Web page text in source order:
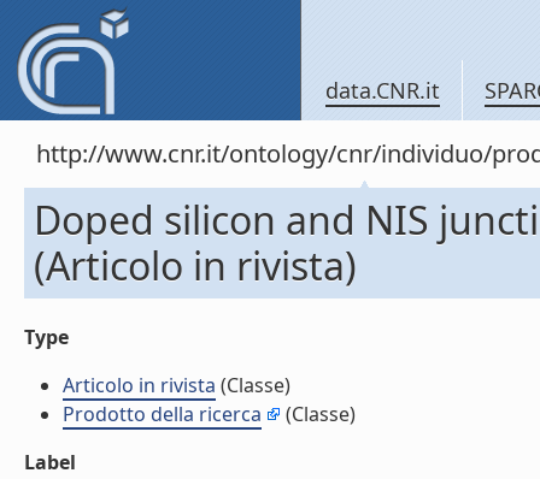
data.CNR.it
http://www.cnr.it/ontology/cnr/individuo/
Doped silicon and NIS
(Articolo in rivista)
Type
Articolo in rivista (Classe)
Prodotto della ricerca
(Classe)
Label